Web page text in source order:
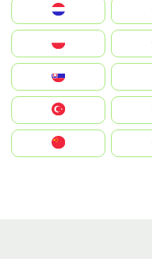
United States
中國香港特別行政區